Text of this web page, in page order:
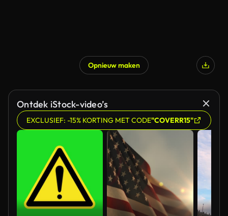
Opnieuw maken
Ontdek iStock-video’s
EXCLUSIEF: -15% KORTING MET CODE"COVERR15"